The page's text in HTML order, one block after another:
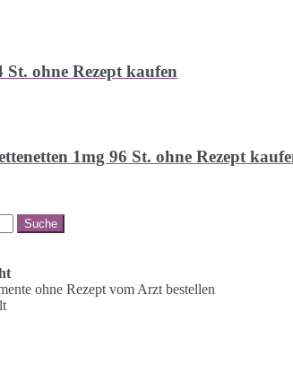
ohne Rezept kaufen
1mg 96 St. ohne Rezept
ohne Rezept vom Arzt bestellen